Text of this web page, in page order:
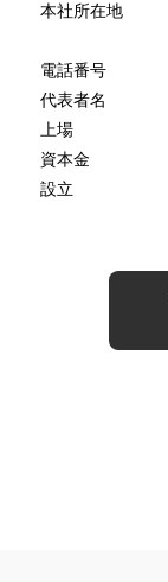
本社所在地
電話番号
代表者名
上場
資本金
設立